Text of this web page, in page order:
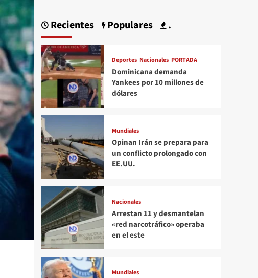
Recientes Populares .
Deportes Nacionales PORTADA
Dominicana demanda
Yankees por 10 millones de
dólares
Mundiales
Opinan Irán se prepara para
un conflicto prolongado con
EE.UU.
Nacionales
Arrestan 11 y desmantelan
«red narcotráfico» operaba
en el este
Mundiales